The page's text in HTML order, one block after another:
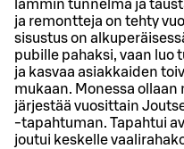
lämmin tunnelma ja
ja remontteja on tehty
sisustus on
pubille pahaksi, vaan luo
ja kasvaa asiakkaiden
mukaan. Monessa
järjestää vuosittain
-tapahtuman. Tapahtui
joutui keskelle